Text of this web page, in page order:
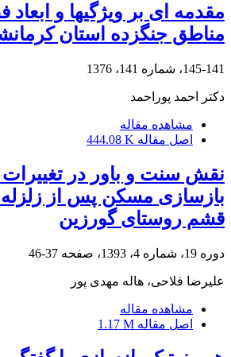
مقدمه ای بر ویژگیها و
مناطق جنگزده استان
145-141، شماره 141، 1376
دکتر احمد پوراحمد
مشاهده مقاله
اصل مقاله 444.08 K
نقش سنت و باور در تغییرات
قشم روستای گورزین
دوره 19، شماره 4، 1393، صفحه 37-46
علیرضا فلاحی، هاله مهدی پور
مشاهده مقاله
اصل مقاله 1.17 M